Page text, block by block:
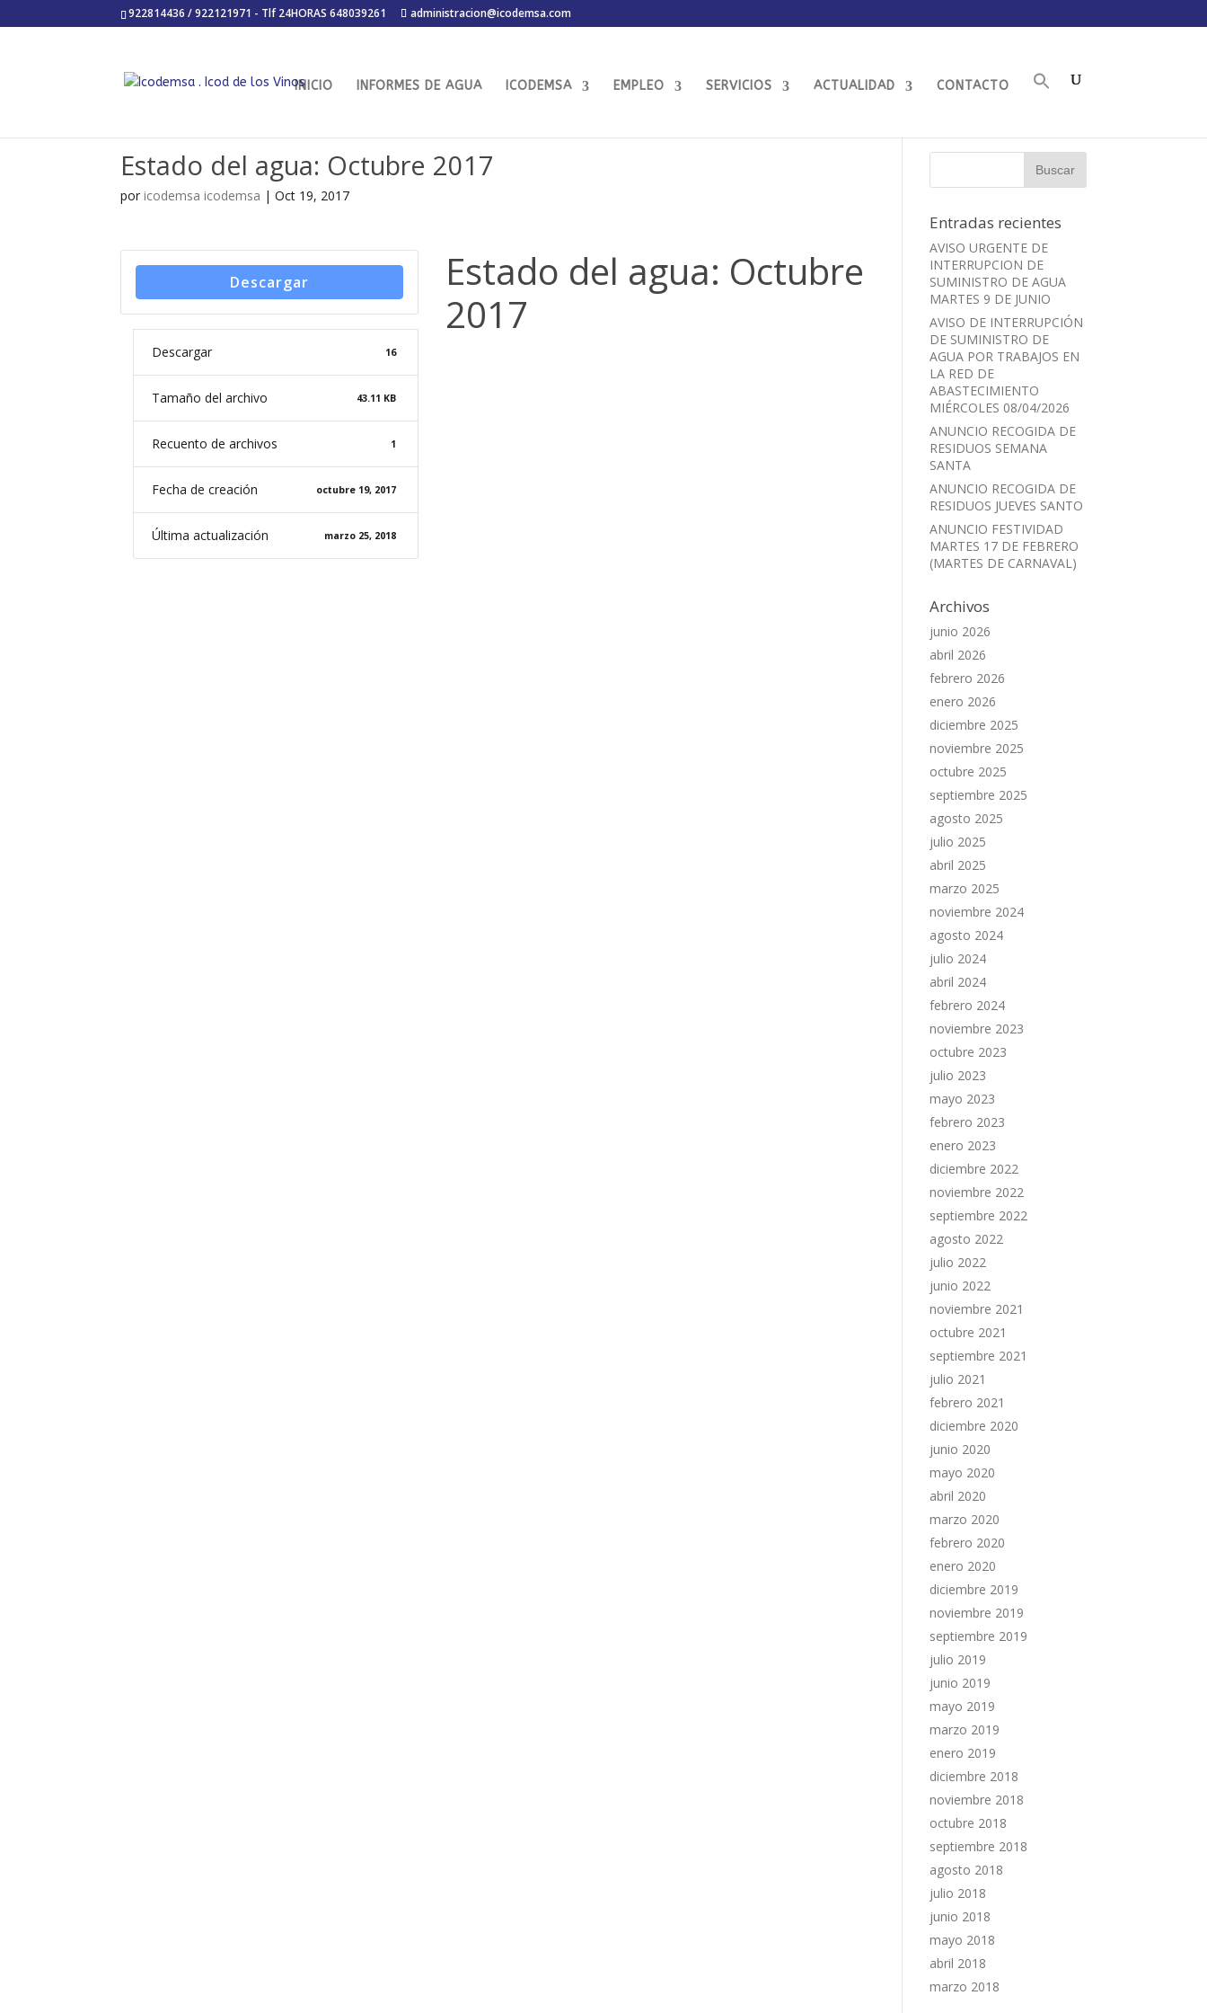
922814436 / 922121971 - Tlf 24HORAS 648039261 administracion@icodemsa.com
INICIO INFORMES DE AGUA ICODEMSA EMPLEO SERVICIOS ACTUALIDAD CONTACTO
Estado del agua: Octubre 2017
poricodemsa icodemsa |Oct 19, 2017
Descargar
Descargar 16
Tamaño del archivo 43.11 KB
Recuento de archivos 1
Fecha de creación octubre 19, 2017
Última actualización marzo 25, 2018
Estado del agua: Octubre
2017
Entradas recientes
AVISO URGENTE DE
INTERRUPCION DE
SUMINISTRO DE AGUA
MARTES 9 DE JUNIO
AVISO DE INTERRUPCIÓN
DE SUMINISTRO DE
AGUA POR TRABAJOS EN
LA RED DE
ABASTECIMIENTO
MIÉRCOLES 08/04/2026
ANUNCIO RECOGIDA DE
RESIDUOS SEMANA
SANTA
ANUNCIO RECOGIDA DE
RESIDUOS JUEVES SANTO
ANUNCIO FESTIVIDAD
MARTES 17 DE FEBRERO
(MARTES DE CARNAVAL)
Archivos
junio 2026
abril 2026
febrero 2026
enero 2026
diciembre 2025
noviembre 2025
octubre 2025
septiembre 2025
agosto 2025
julio 2025
abril 2025
marzo 2025
noviembre 2024
agosto 2024
julio 2024
abril 2024
febrero 2024
noviembre 2023
octubre 2023
julio 2023
mayo 2023
febrero 2023
enero 2023
diciembre 2022
noviembre 2022
septiembre 2022
agosto 2022
julio 2022
junio 2022
noviembre 2021
octubre 2021
septiembre 2021
julio 2021
febrero 2021
diciembre 2020
junio 2020
mayo 2020
abril 2020
marzo 2020
febrero 2020
enero 2020
diciembre 2019
noviembre 2019
septiembre 2019
julio 2019
junio 2019
mayo 2019
marzo 2019
enero 2019
diciembre 2018
noviembre 2018
octubre 2018
septiembre 2018
agosto 2018
julio 2018
junio 2018
mayo 2018
abril 2018
marzo 2018